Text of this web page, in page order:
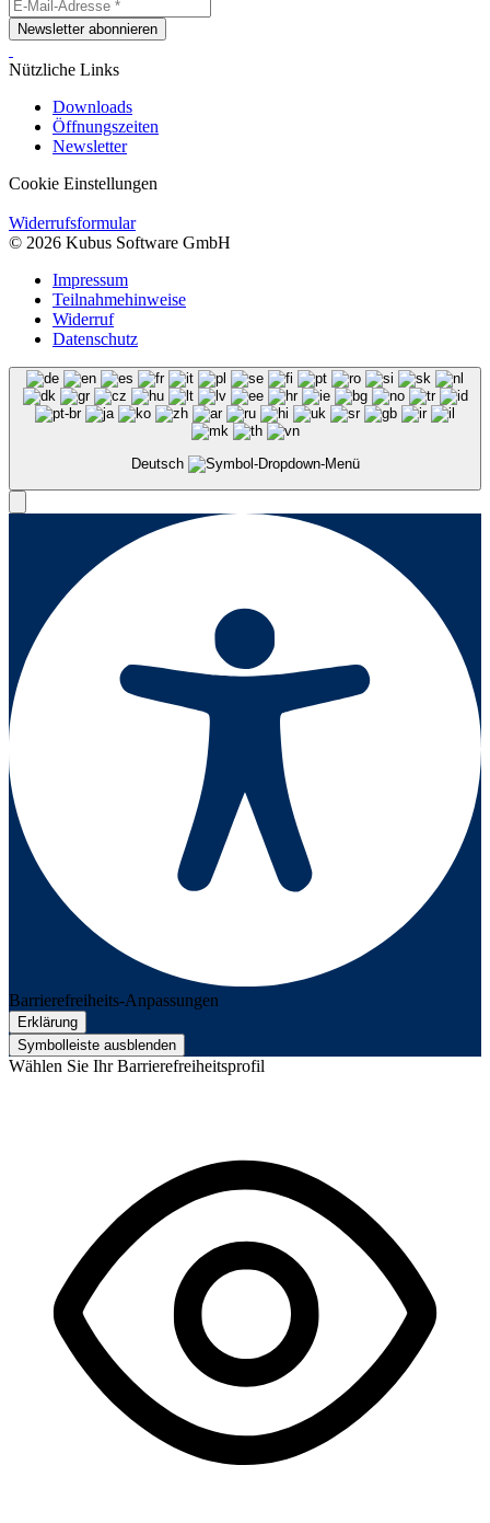
Newsletter abonnieren
Nützliche Links
Downloads
Öffnungszeiten
Newsletter
Cookie Einstellungen
Widerrufsformular
© 2026 Kubus Software GmbH
Impressum
Teilnahmehinweise
Widerruf
Datenschutz
Deutsch
Barrierefreiheits-Anpassungen
Erklärung
Symbolleiste ausblenden
Wählen Sie Ihr Barrierefreiheitsprofil